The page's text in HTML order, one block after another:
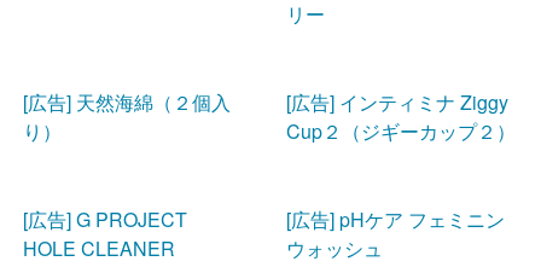
リー
[広告] 天然海綿（２個入
り）
[広告] インティミナ Ziggy
Cup２（ジギーカップ２）
[広告] G PROJECT
HOLE CLEANER
[広告] pHケア フェミニン
ウォッシュ